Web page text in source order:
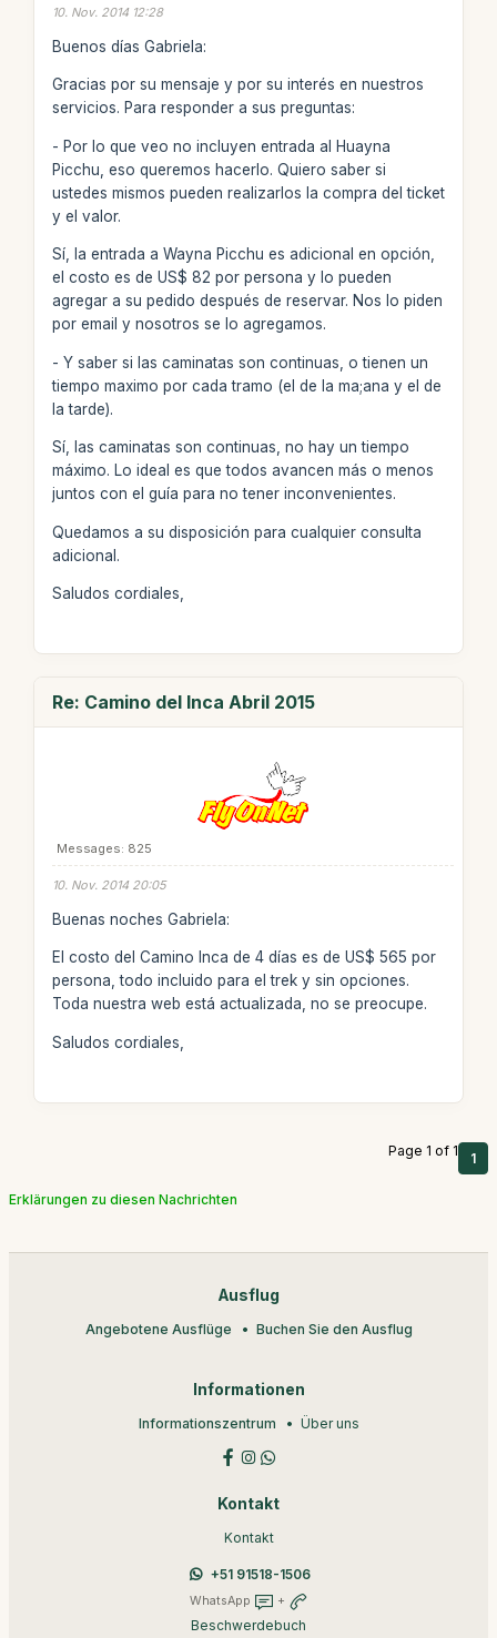
10. Nov. 2014 12:28
Buenos días Gabriela:
Gracias por su mensaje y por su interés en nuestros
servicios. Para responder a sus preguntas:
- Por lo que veo no incluyen entrada al Huayna
Picchu, eso queremos hacerlo. Quiero saber si
ustedes mismos pueden realizarlos la compra del ticket
y el valor.
Sí, la entrada a Wayna Picchu es adicional en opción,
el costo es de US$ 82 por persona y lo pueden
agregar a su pedido después de reservar. Nos lo piden
por email y nosotros se lo agregamos.
- Y saber si las caminatas son continuas, o tienen un
tiempo maximo por cada tramo (el de la ma;ana y el de
la tarde).
Sí, las caminatas son continuas, no hay un tiempo
máximo. Lo ideal es que todos avancen más o menos
juntos con el guía para no tener inconvenientes.
Quedamos a su disposición para cualquier consulta
adicional.
Saludos cordiales,
Re: Camino del Inca Abril 2015
Messages: 825
10. Nov. 2014 20:05
Buenas noches Gabriela:
El costo del Camino Inca de 4 días es de US$ 565 por
persona, todo incluido para el trek y sin opciones.
Toda nuestra web está actualizada, no se preocupe.
Saludos cordiales,
Page 1 of 1 1
Erklärungen zu diesen Nachrichten
Ausflug
Angebotene Ausflüge Buchen Sie den Ausflug
Informationen
Informationszentrum Über uns
Kontakt
Kontakt
+51 91518-1506
WhatsApp +
Beschwerdebuch